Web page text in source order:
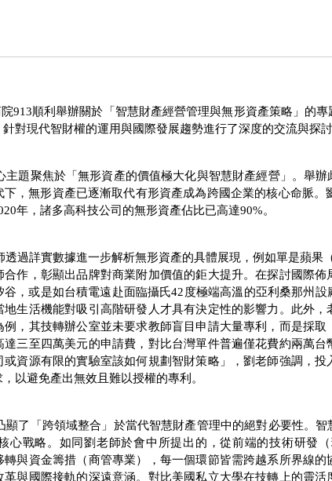
913順利舉辦關於「智慧財產經營管理與無形資產策略」的
對現代智財權的運用與國際發展趨勢進行了深度的交流與探討
主題聚焦於「無形資產的價值極大化與智慧財產經營」。舉
，無形資產已逐漸取代有形資產成為跨國企業的核心命脈
年，諸多高科技公司的無形資產佔比已高達90%。
透過詳實數據進一步解析無形資產的具體展現，例如單是蘋果
作，彰顯出品牌對商業附加價值的鉅大提升。在探討國際佈
，或是如台積電遠赴面臨攝氏42度極端高溫的亞利桑那州
地生活機能對吸引高階研發人才具有決定性的影響力。此外
例，其技轉辦公室並未要求教師盲目申請大量專利，而是採
三至四萬美元的申請費，對比台灣單件普遍僅花費約兩萬台
資源有限的實驗室該如何規劃智財策略」，劉老師強調，
以避免產出無效且難以授權的專利。
顯了「跨領域整合」於當代智慧財產管理中的絕對必要性。
心戰略。如同劉老師於會中所提出的，從前端的技術研發
與資金籌措（商管專業），每一個環節皆需跨越系所界線
革與國際接軌的深遠意涵。對比美國私立大學在技轉上的靈